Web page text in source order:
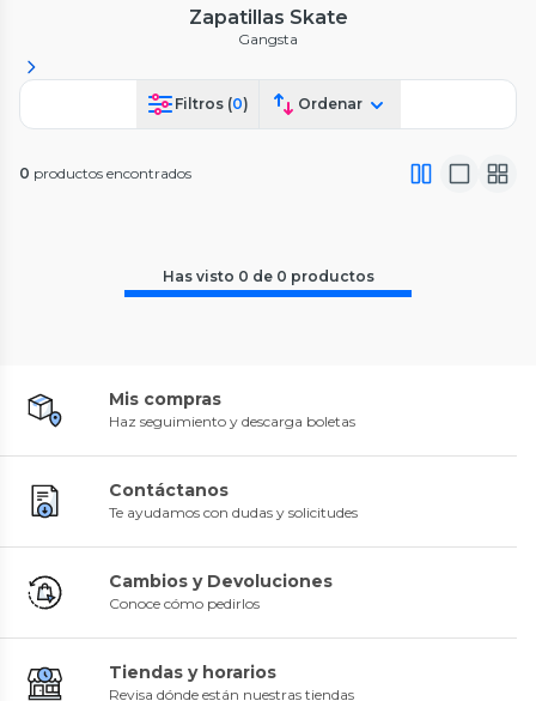
Zapatillas Skate
Gangsta
Filtros (0) Ordenar
0 productos encontrados
Has visto 0 de 0 productos
Mis compras
Haz seguimiento y descarga boletas
Contáctanos
Te ayudamos con dudas y solicitudes
Cambios y Devoluciones
Conoce cómo pedirlos
Tiendas y horarios
Revisa dónde están nuestras tiendas